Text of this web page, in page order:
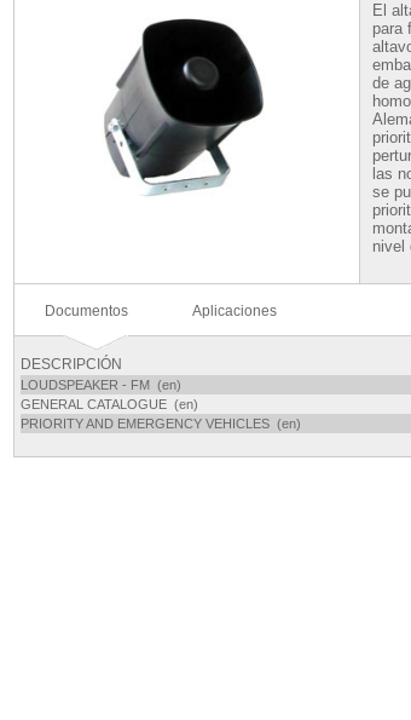
El
para
de
las
se
nivel
Documentos Aplicaciones
DESCRIPCIÓN
LOUDSPEAKER - FM (en)
GENERAL CATALOGUE (en)
PRIORITY AND EMERGENCY VEHICLES (en)